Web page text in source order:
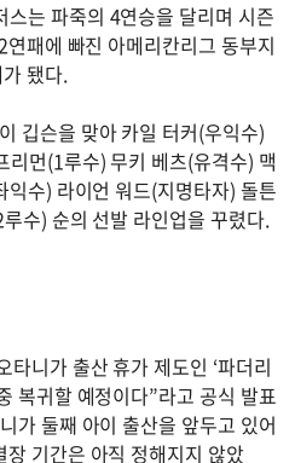
는 파죽의 4연승을 달리며 시즌
패에 빠진 아메리칸리그 동부지
됐다.
깁슨을 맞아 카일 터커(우익수)
리먼(1루수) 무키 베츠(유격수) 맥
수) 라이언 워드(지명타자) 돌튼
수) 순의 선발 라인업을 꾸렸다.
니가 출산 휴가 제도인 ‘파더리
복귀할 예정이다”라고 공식 발표
가 둘째 아이 출산을 앞두고 있어
기간은 아직 정해지지 않았